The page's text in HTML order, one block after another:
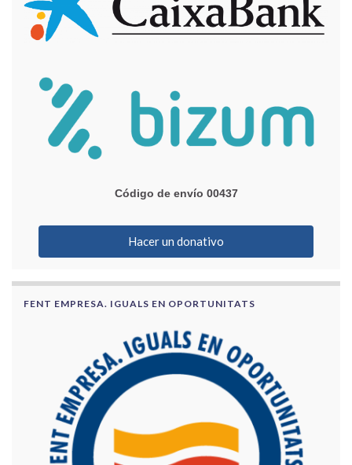
Código de envío 00437
Hacer un donativo
FENT EMPRESA. IGUALS EN OPORTUNITATS